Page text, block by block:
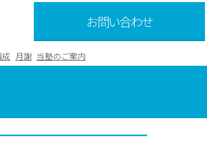
お問い合わせ
月謝 当塾のご案内